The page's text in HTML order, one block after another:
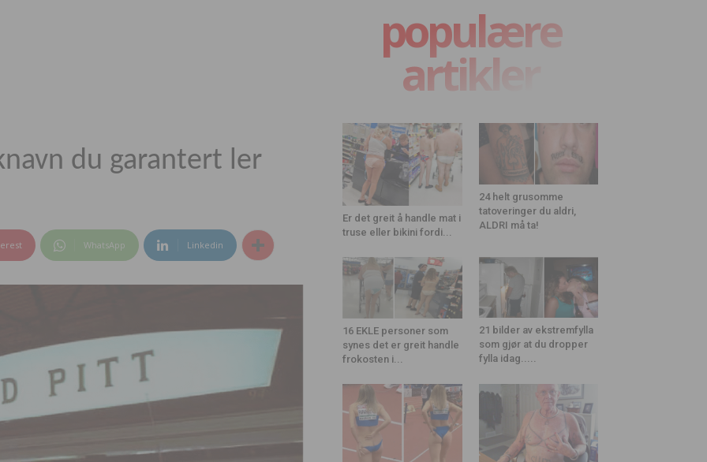
du garantert ler
WhatsApp Linkedin
populære
artikler
Er det greit å handle mat i
truse eller bikini fordi...
24 helt grusomme
tatoveringer du aldri,
ALDRI må ta!
16 EKLE personer som
synes det er greit handle
frokosten i...
21 bilder av ekstremfylla
som gjør at du dropper
fylla idag.....